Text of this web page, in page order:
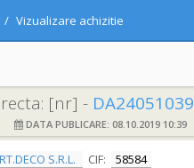
Vizualizare achizitie
[nr] - DA24051039
DATA PUBLICARE: 08.10.2019 10:39
OFERTANT
S.R.L. CIF:
58584